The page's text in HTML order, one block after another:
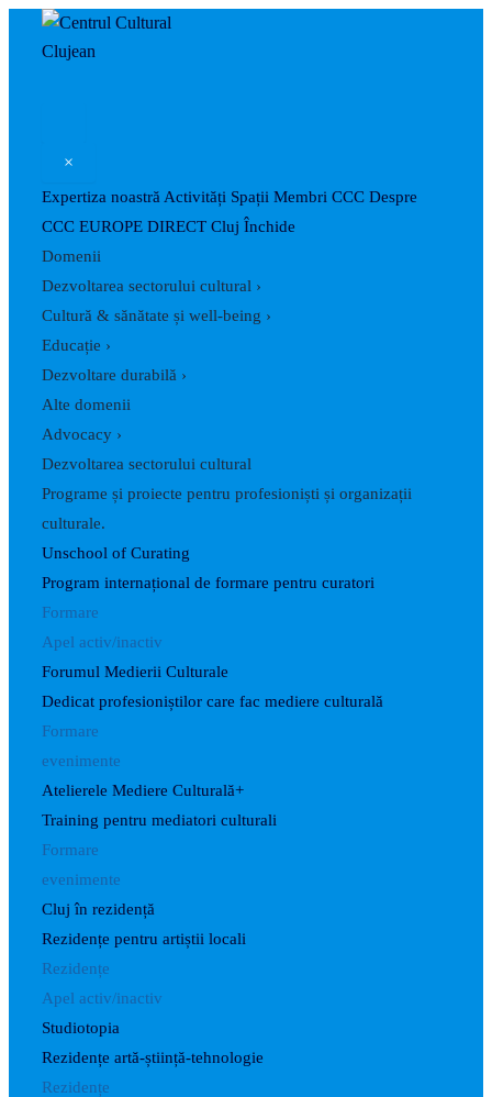
Skip
×
Expertiza noastră Activități Spații Membri CCC Despre
CCC EUROPE DIRECT Cluj Închide
Domenii
Dezvoltarea sectorului cultural ›
Cultură & sănătate și well-being ›
Educație ›
Dezvoltare durabilă ›
Alte domenii
Advocacy ›
Dezvoltarea sectorului cultural
Programe și proiecte pentru profesioniști și organizații
culturale.
Unschool of Curating
Program internațional de formare pentru curatori
Formare
Apel activ/inactiv
Forumul Medierii Culturale
Dedicat profesioniștilor care fac mediere culturală
Formare
evenimente
Atelierele Mediere Culturală+
Training pentru mediatori culturali
Formare
evenimente
Cluj în rezidență
Rezidențe pentru artiștii locali
Rezidențe
Apel activ/inactiv
Studiotopia
Rezidențe artă-știință-tehnologie
Rezidențe
Post
navigation
Caută